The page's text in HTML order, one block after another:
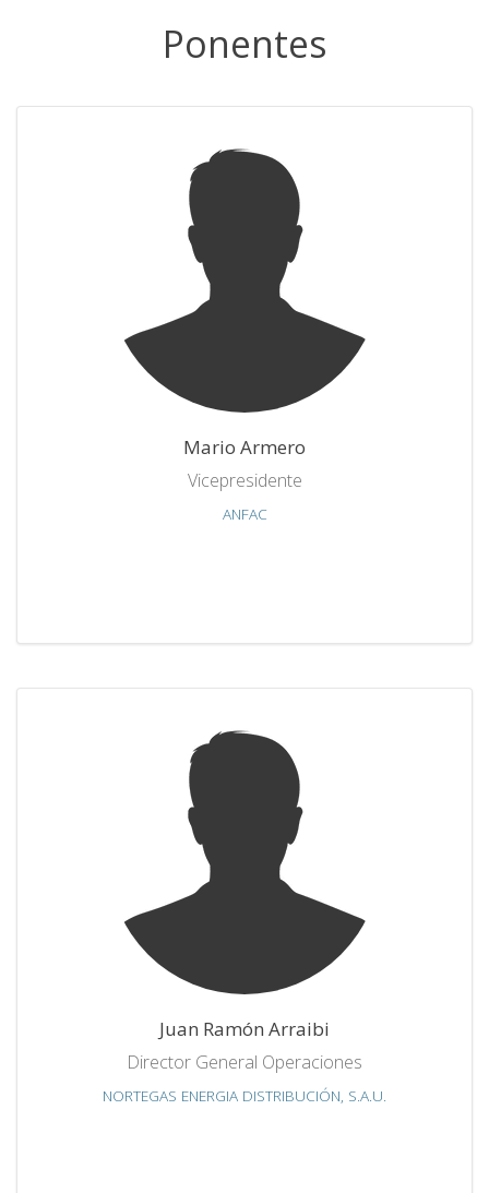
Ponentes
Mario Armero
Vicepresidente
ANFAC
Juan Ramón Arraibi
Director General Operaciones
NORTEGAS ENERGIA DISTRIBUCIÓN, S.A.U.